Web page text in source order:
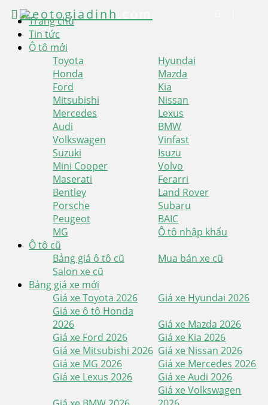
Trang chủ
Tin tức
Ô tô mới
Toyota
Hyundai
Honda
Mazda
Ford
Kia
Mitsubishi
Nissan
Mercedes
Lexus
Audi
BMW
Volkswagen
Vinfast
Suzuki
Isuzu
Mini Cooper
Volvo
Maserati
Ferarri
Bentley
Land Rover
Porsche
Subaru
Peugeot
BAIC
MG
Ô tô nhập khẩu
Ô tô cũ
Bảng giá ô tô cũ
Mua bán xe cũ
Salon xe cũ
Bảng giá xe mới
Giá xe Toyota 2026
Giá xe Hyundai 2026
Giá xe ô tô Honda
2026
Giá xe Mazda 2026
Giá xe Ford 2026
Giá xe Kia 2026
Giá xe Mitsubishi 2026 Giá xe Nissan 2026
Giá xe MG 2026
Giá xe Mercedes 2026
Giá xe Lexus 2026
Giá xe Audi 2026
Giá xe Volkswagen
xeotogiadinh